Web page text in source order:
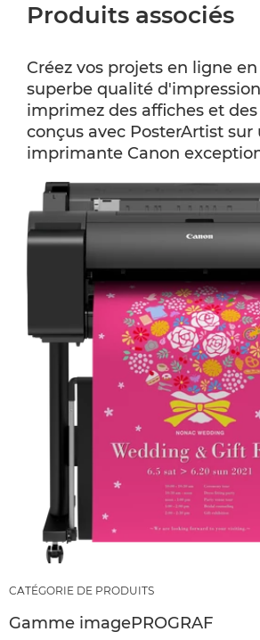
Produits associés
Créez vos projets en ligne
superbe qualité
imprimez des affiches et
conçus avec PosterArtist sur
imprimante Canon
CATÉGORIE DE PRODUITS
Gamme imagePROGRAF